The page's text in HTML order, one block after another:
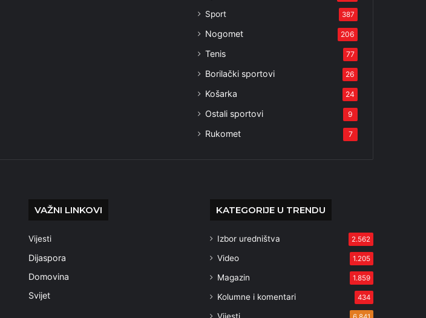
Sport 387
Nogomet 206
Tenis 77
Borilački sportovi 26
Košarka 24
Ostali sportovi 9
Rukomet 7
VAŽNI LINKOVI
Vijesti
Dijaspora
Domovina
Svijet
KATEGORIJE U TRENDU
Izbor uredništva 2.562
Video 1.205
Magazin 1.859
Kolumne i komentari 434